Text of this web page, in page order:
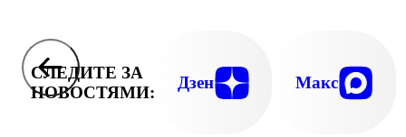
СЛЕДИТЕ ЗА
НОВОСТЯМИ:
Дзен Макс